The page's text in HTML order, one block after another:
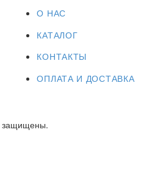
О НАС
КАТАЛОГ
КОНТАКТЫ
ОПЛАТА И ДОСТАВКА